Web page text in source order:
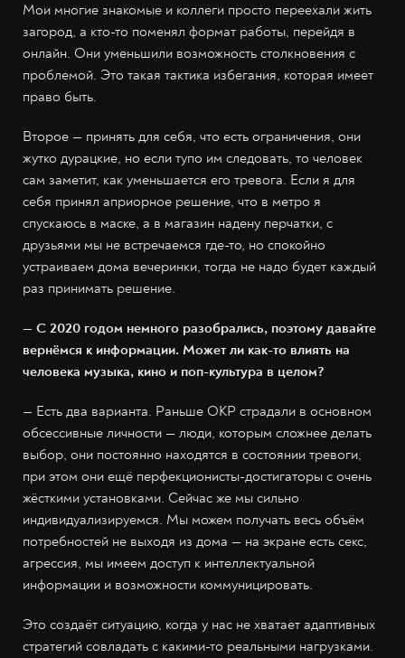
Мои многие знакомые и коллеги просто переехали жить
загород, а кто-то поменял формат работы, перейдя в
онлайн. Они уменьшили возможность столкновения с
проблемой. Это такая тактика избегания, которая имеет
право быть.
Второе — принять для себя, что есть ограничения, они
жутко дурацкие, но если тупо им следовать, то человек
сам заметит, как уменьшается его тревога. Если я для
себя принял априорное решение, что в метро я
спускаюсь в маске, а в магазин надену перчатки, с
друзьями мы не встречаемся где-то, но спокойно
устраиваем дома вечеринки, тогда не надо будет каждый
раз принимать решение.
— С 2020 годом немного разобрались, поэтому давайте
вернёмся к информации. Может ли как-то влиять на
человека музыка, кино и поп-культура в целом?
— Есть два варианта. Раньше ОКР страдали в основном
обсессивные личности — люди, которым сложнее делать
выбор, они постоянно находятся в состоянии тревоги,
при этом они ещё перфекционисты-достигаторы с очень
жёсткими установками. Сейчас же мы сильно
индивидуализируемся. Мы можем получать весь объём
потребностей не выходя из дома — на экране есть секс,
агрессия, мы имеем доступ к интеллектуальной
информации и возможности коммуницировать.
Это создаёт ситуацию, когда у нас не хватает адаптивных
стратегий совладать с какими-то реальными нагрузками.